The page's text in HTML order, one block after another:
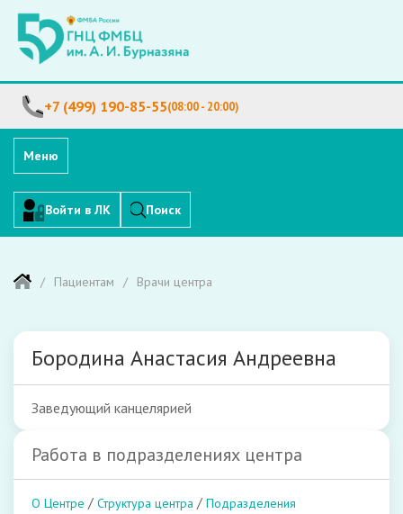
+7 (499) 190-85-55(08:00 - 20:00)
Меню
Войти в ЛК Поиск
Пациентам Врачи центра
Бородина Анастасия Андреевна
Заведующий канцелярией
Работа в подразделениях центра
О Центре / Структура центра / Подразделения